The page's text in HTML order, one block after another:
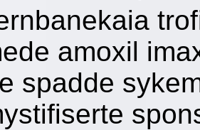
amoxil
spadde